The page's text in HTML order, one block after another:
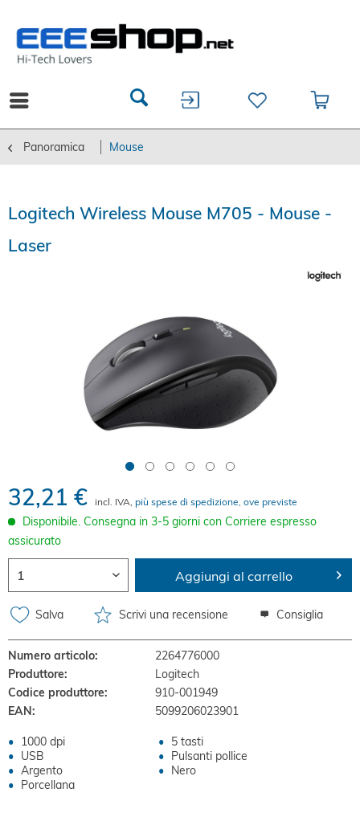
Panoramica Mouse
Logitech Wireless Mouse M705 - Mouse -
Laser
32,21 € incl. IVA, più spese di spedizione, ove previste
Disponibile. Consegna in 3-5 giorni con Corriere espresso
assicurato
Aggiungi al carrello
Salva Scrivi una recensione Consiglia
Numero articolo:
2264776000
Produttore:
Logitech
Codice produttore:
910-001949
EAN:
5099206023901
1000 dpi
5 tasti
USB
Pulsanti pollice
Argento
Nero
Porcellana